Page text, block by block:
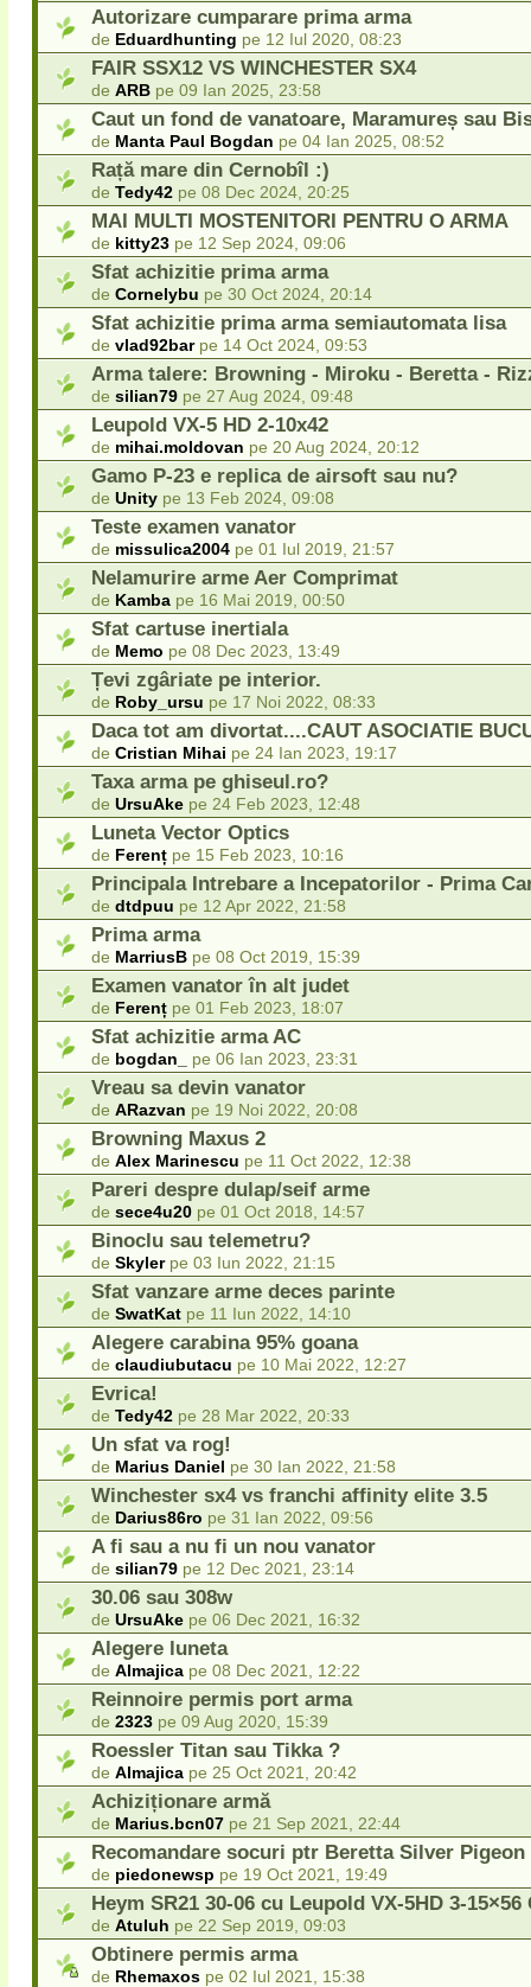
Autorizare cumparare prima arma
de Eduardhunting pe 12 Iul 2020, 08:23
FAIR SSX12 VS WINCHESTER SX4
de ARB pe 09 Ian 2025, 23:58
Caut un fond de vanatoare, Maramureș sau
de Manta Paul Bogdan pe 04 Ian 2025, 08:52
Rață mare din Cernobîl :)
de Tedy42 pe 08 Dec 2024, 20:25
MAI MULTI MOSTENITORI PENTRU O ARMA
de kitty23 pe 12 Sep 2024, 09:06
Sfat achizitie prima arma
de Cornelybu pe 30 Oct 2024, 20:14
Sfat achizitie prima arma semiautomata lisa
de vlad92barpe 14 Oct 2024, 09:53
Arma talere: Browning - Miroku - Beretta -
de silian79 pe 27 Aug 2024, 09:48
Leupold VX-5 HD 2-10x42
de mihai.moldovan pe 20 Aug 2024, 20:12
Gamo P-23 e replica de airsoft sau nu?
de Unity pe 13 Feb 2024, 09:08
Teste examen vanator
de missulica2004 pe 01 Iul 2019, 21:57
Nelamurire arme Aer Comprimat
de Kamba pe 16 Mai 2019, 00:50
Sfat cartuse inertiala
de Memo pe 08 Dec 2023, 13:49
Țevi zgâriate pe interior.
de Roby_ursu pe 17 Noi 2022, 08:33
Daca tot am divortat....CAUT ASOCIATIE
de Cristian Mihai pe 24 Ian 2023, 19:17
Taxa arma pe ghiseul.ro?
de UrsuAke pe 24 Feb 2023, 12:48
Luneta Vector Optics
de Ferenț pe 15 Feb 2023, 10:16
Principala Intrebare a Incepatorilor - Prima
de dtdpuu pe 12 Apr 2022, 21:58
Prima arma
de MarriusB pe 08 Oct 2019, 15:39
Examen vanator în alt judet
de Ferenț pe 01 Feb 2023, 18:07
Sfat achizitie arma AC
de bogdan_ pe 06 Ian 2023, 23:31
Vreau sa devin vanator
de ARazvan pe 19 Noi 2022, 20:08
Browning Maxus 2
de Alex Marinescu pe 11 Oct 2022, 12:38
Pareri despre dulap/seif arme
de sece4u20 pe 01 Oct 2018, 14:57
Binoclu sau telemetru?
de Skylerpe 03 Iun 2022, 21:15
Sfat vanzare arme deces parinte
de SwatKat pe 11 Iun 2022, 14:10
Alegere carabina 95% goana
de claudiubutacu pe 10 Mai 2022, 12:27
Evrica!
de Tedy42 pe 28 Mar 2022, 20:33
Un sfat va rog!
de Marius Daniel pe 30 Ian 2022, 21:58
Winchester sx4 vs franchi affinity elite 3.5
de Darius86ro pe 31 Ian 2022, 09:56
A fi sau a nu fi un nou vanator
de silian79 pe 12 Dec 2021, 23:14
30.06 sau 308w
de UrsuAke pe 06 Dec 2021, 16:32
Alegere luneta
de Almajica pe 08 Dec 2021, 12:22
Reinnoire permis port arma
de 2323 pe 09 Aug 2020, 15:39
Roessler Titan sau Tikka ?
de Almajica pe 25 Oct 2021, 20:42
Achiziționare armă
de Marius.bcn07 pe 21 Sep 2021, 22:44
Recomandare socuri ptr Beretta Silver Pigeon
de piedonewsp pe 19 Oct 2021, 19:49
Heym SR21 30-06 cu Leupold VX-5HD 3-15×56
de Atuluh pe 22 Sep 2019, 09:03
Obtinere permis arma
de Rhemaxos pe 02 Iul 2021, 15:38